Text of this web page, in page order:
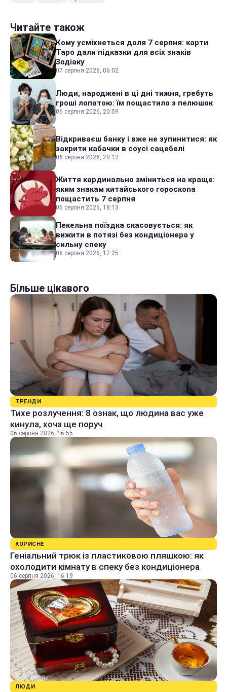
Читайте також
Кому усміхнеться доля 7 серпня: карти
Таро дали підказки для всіх знаків
Зодіаку
07 серпня 2026, 06:02
Люди, народжені в ці дні тижня, гребуть
гроші лопатою: їм пощастило з пелюшок
06 серпня 2026, 20:59
Відкриваєш банку і вже не зупинитися: як
закрити кабачки в соусі сацебелі
06 серпня 2026, 20:12
Життя кардинально зміниться на краще:
яким знакам китайського гороскопа
пощастить 7 серпня
06 серпня 2026, 18:13
Пекельна поїздка скасовується: як
вижити в потязі без кондиціонера у
сильну спеку
06 серпня 2026, 17:25
Більше цікавого
ТРЕНДИ
Тихе розлучення: 8 ознак, що людина вас уже
кинула, хоча ще поруч
06 серпня 2026, 16:55
КОРИСНЕ
Геніальний трюк із пластиковою пляшкою: як
охолодити кімнату в спеку без кондиціонера
06 серпня 2026, 16:19
ЛЮДИ